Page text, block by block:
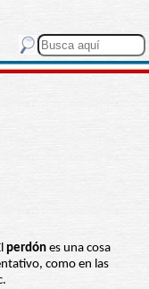
perdón es una cosa
como en las